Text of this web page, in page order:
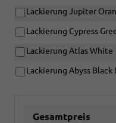
Lackierung Jupiter
Lackierung Cypress
Lackierung Atlas White
Lackierung Abyss
Gesamtpreis